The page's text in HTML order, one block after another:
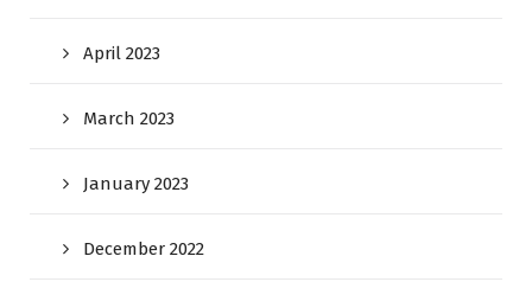
April 2023
March 2023
January 2023
December 2022